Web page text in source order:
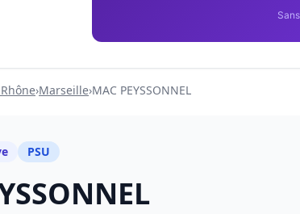
›Marseille›MAC PEYSSONNEL
PSU